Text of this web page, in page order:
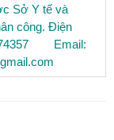
Sở Y tế và
công. Điện
Email: